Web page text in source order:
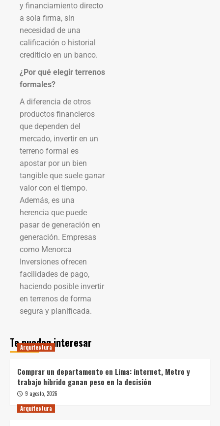
y financiamiento directo
a sola firma, sin
necesidad de una
calificación o historial
crediticio en un banco.
¿Por qué elegir terrenos
formales?
A diferencia de otros
productos financieros
que dependen del
mercado, invertir en un
terreno formal es
apostar por un bien
tangible que suele ganar
valor con el tiempo.
Además, es una
herencia que puede
pasar de generación en
generación. Empresas
como Menorca
Inversiones ofrecen
facilidades de pago,
haciendo posible invertir
en terrenos de forma
segura y planificada.
Te pueden interesar
Arquitectura
Comprar un departamento en Lima: internet, Metro y
trabajo híbrido ganan peso en la decisión
9 agosto, 2026
Arquitectura